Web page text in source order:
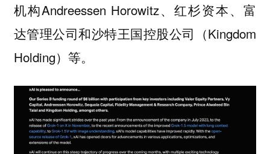
机构Andreessen Horowitz、红杉资本、富
达管理公司和沙特王国控股公司（Kingdom
Holding）等。